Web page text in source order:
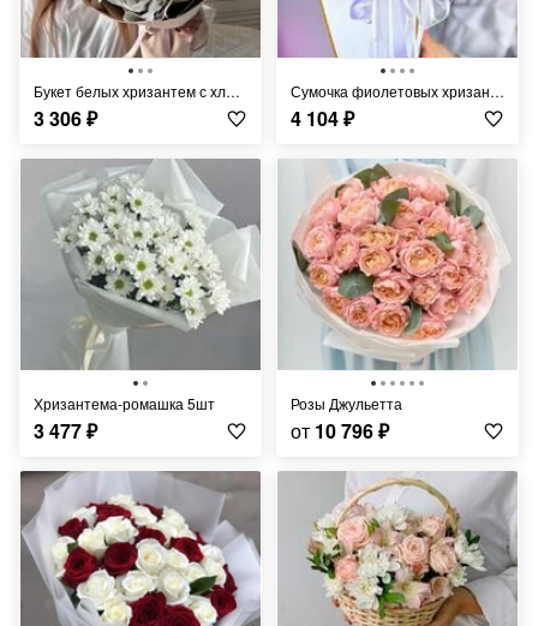
Букет белых хризантем с хлопком и лагурусом
3 306₽
Сумочка фиолетовых хризантем
4 104₽
Хризантема-ромашка 5шт
3 477₽
Розы Джульетта
от 10 796₽